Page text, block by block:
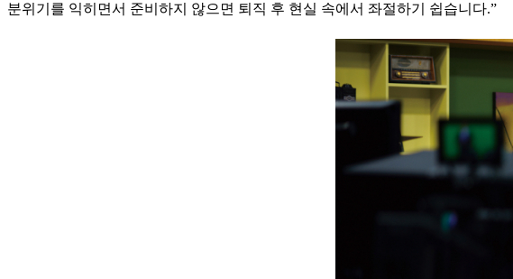
분위기를 익히면서 준비하지 않으면 퇴직 후 현실 속에서 좌절하기 쉽습니다.”